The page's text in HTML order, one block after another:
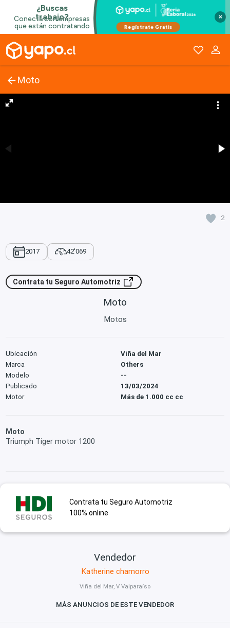
×
Moto
2
2017 42'069
Contrata tu Seguro Automotriz
Moto
Motos
Ubicación
Viña del Mar
Marca
Others
Modelo
--
Publicado
13/03/2024
Motor
Más de 1.000 cc cc
Moto
Triumph Tiger motor 1200
Contrata tu Seguro Automotriz
100% online
Vendedor
Katherine chamorro
Viña del Mar, V Valparaíso
MÁS ANUNCIOS DE ESTE VENDEDOR